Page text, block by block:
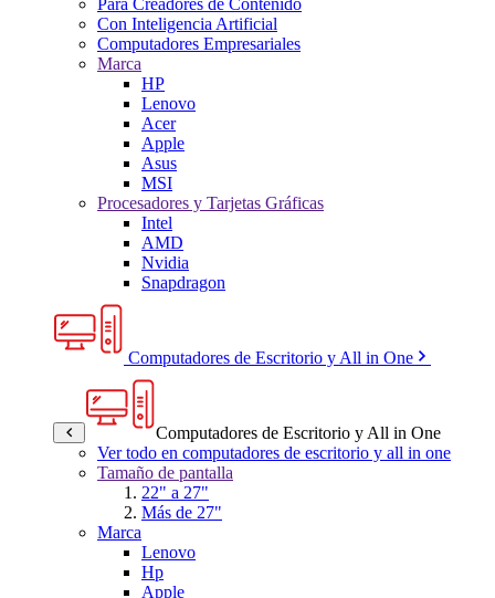
Con Inteligencia Artificial
Computadores Empresariales
Marca
HP
Lenovo
Acer
Apple
Asus
MSI
Procesadores y Tarjetas Gráficas
Intel
AMD
Nvidia
Snapdragon
Computadores de Escritorio y All in One
Computadores de Escritorio y All in One
Ver todo en computadores de escritorio y all in one
Tamaño de pantalla
22" a 27"
Más de 27"
Marca
Lenovo
Hp
Apple